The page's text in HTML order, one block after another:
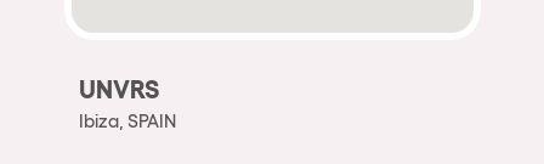
UNVRS
Ibiza, SPAIN